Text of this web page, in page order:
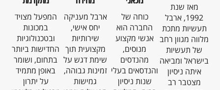
מאז שנת
1992, ארבל
תעשיות מתכת
מלווה מגוון רחב
של תעשיות
בישראל ומביאה
איתה ניסיון
מצטבר רב
כוחה של
החברה הוא
אנשי מקצוע
מנוסים,
מהנדסים
והנדסאים בעלי
שנות ניסיון
ארבל מעניקה
יחס אישי,
שירותיות
מקצועית תוך
שימת דגש על
זמינות גבוהה,
גמישות
המפעל מצויד
במכונות
ובטכנולוגיות
החדישות ביותר
בתחום, ושומר
באופן מתמיד
על יתרון